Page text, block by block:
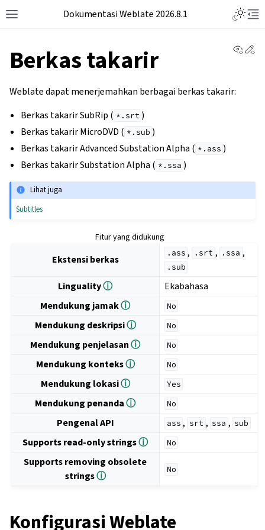
Dokumentasi Weblate 2026.8.1
Berkas takarir
Weblate dapat menerjemahkan berbagai berkas takarir:
Berkas takarir SubRip ( *.srt )
Berkas takarir MicroDVD ( *.sub )
Berkas takarir Advanced Substation Alpha ( *.ass )
Berkas takarir Substation Alpha ( *.ssa )
Lihat juga
Subtitles
Fitur yang didukung
Ekstensi berkas
.ass , .srt , .ssa ,
.sub
Lingualityⓘ
Ekabahasa
Mendukung jamakⓘ No
Mendukung deskripsiⓘ No
Mendukung penjelasanⓘ No
Mendukung konteksⓘ No
Mendukung lokasiⓘ Yes
Mendukung penandaⓘ No
Pengenal API ass , srt , ssa , sub
Supports read-only stringsⓘ No
Supports removing obsolete
stringsⓘ
No
Konfigurasi Weblate